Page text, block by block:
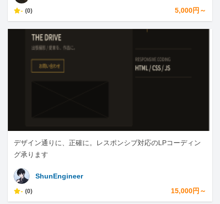
- (0) 5,000円～
デザイン通りに、正確に。レスポンシブ対応のLPコーディン
グ承ります
ShunEngineer
- (0) 15,000円～